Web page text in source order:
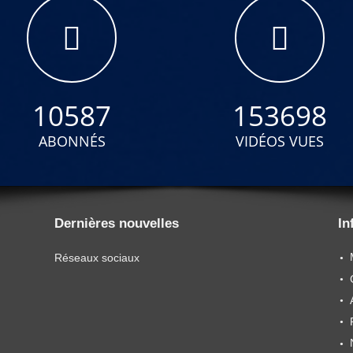
10587
ABONNÉS
153698
VIDÉOS VUES
Dernières nouvelles
Réseaux sociaux